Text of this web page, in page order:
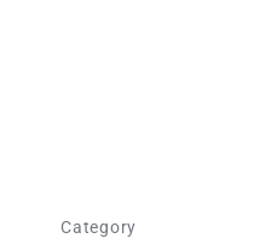
Category